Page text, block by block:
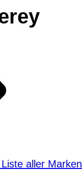
aller Marken